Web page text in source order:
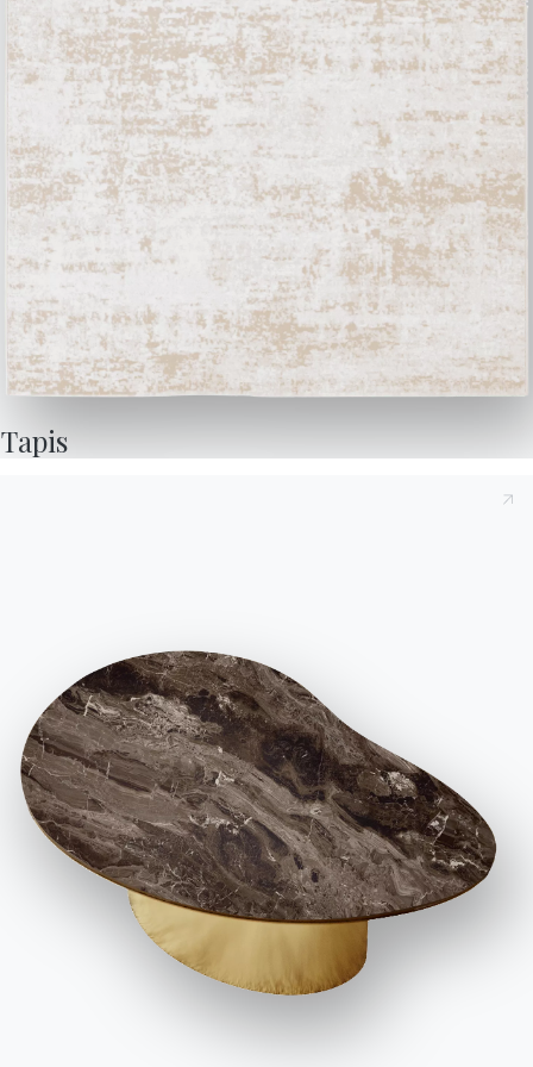
Tapis
Questions fréquemment
posées
Vous avez des questions
? Trouvez les réponses
dans la section FAQ.
Aller à la FAQ
Demande d'information
Remplissez notre
formulaire pour
demander des
informations.
Accéder au formulaire
Contact
Travailler avec nous
Devenir revendeur
Produits
Configurateur
Bontempi Space
Localisateur de magasin
Contracter